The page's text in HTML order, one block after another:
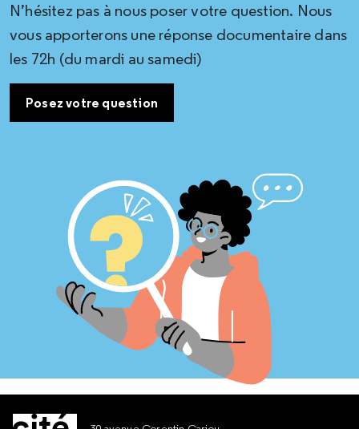
N’hésitez pas à nous poser votre question. Nous
vous apporterons une réponse documentaire dans
les 72h (du mardi au samedi)
Posez votre question